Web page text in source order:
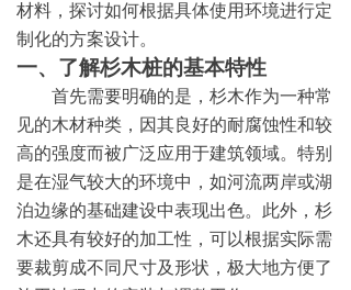
材料，探讨如何根据具体使用环境进行定
制化的方案设计。
一、了解杉木桩的基本特性
首先需要明确的是，杉木作为一种常
见的木材种类，因其良好的耐腐蚀性和较
高的强度而被广泛应用于建筑领域。特别
是在湿气较大的环境中，如河流两岸或湖
泊边缘的基础建设中表现出色。此外，杉
木还具有较好的加工性，可以根据实际需
要裁剪成不同尺寸及形状，极大地方便了